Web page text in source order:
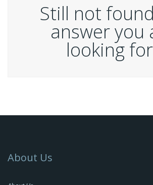
Still not
answer you
looking
About Us